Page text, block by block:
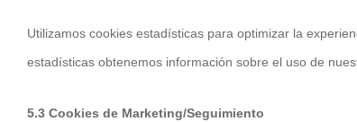
Utilizamos cookies estadísticas para optimizar la
estadísticas obtenemos información sobre el uso de
5.3 Cookies de Marketing/Seguimiento